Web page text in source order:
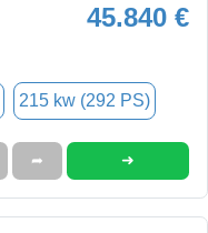
45.840 €
215 kw (292 PS)
➦ ➜